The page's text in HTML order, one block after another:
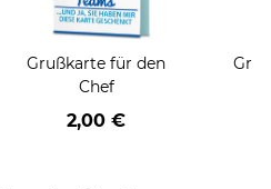
Grußkarte für den
Chef
2,00 €